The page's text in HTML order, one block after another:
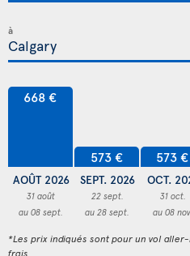
à
668 €
AOÛT 2026
31 août
au 08 sept.
573 €
SEPT. 2026
22 sept.
au 28 sept.
573 €
OCT.
31 oct.
au 08 nov.
*Les prix indiqués sont pour un vol
frais